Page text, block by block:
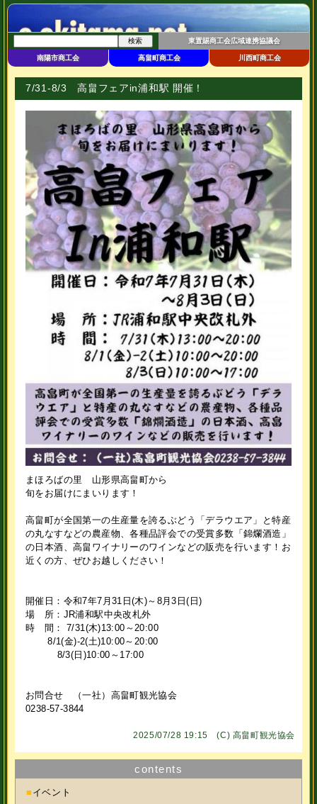
南陽市商工会 高畠町商工会 川西町商工会
東置賜商工会広域連携協議会
7/31-8/3 高畠フェアin浦和駅 開催！
まほろばの里 山形県高畠町から
旬をお届けにまいります！
高畠町が全国第一の生産量を誇るぶどう「デラウエア」と特産
の丸なすなどの農産物、各種品評会での受賞多数「錦爛酒造」
の日本酒、高畠ワイナリーのワインなどの販売を行います！お
近くの方、ぜひお越しください！
開催日：令和7年7月31日(木)～8月3日(日)
場 所：JR浦和駅中央改札外
時 間： 7/31(木)13:00～20:00
8/1(金)-2(土)10:00～20:00
8/3(日)10:00～17:00
お問合せ （一社）高畠町観光協会
0238-57-3844
2025/07/28 19:15 (C) 高畠町観光協会
contents
■ イベント